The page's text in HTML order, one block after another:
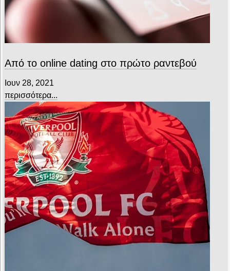
Από το online dating στο πρώτο ραντεβού
Ιουν 28, 2021
περισσότερα...